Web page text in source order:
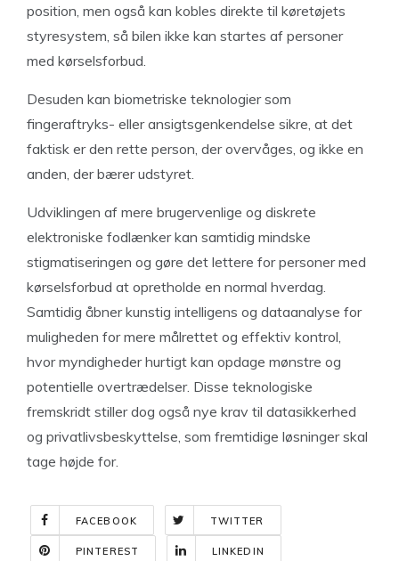
position, men også kan kobles direkte til køretøjets
styresystem, så bilen ikke kan startes af personer
med kørselsforbud.
Desuden kan biometriske teknologier som
fingeraftryks- eller ansigtsgenkendelse sikre, at det
faktisk er den rette person, der overvåges, og ikke en
anden, der bærer udstyret.
Udviklingen af mere brugervenlige og diskrete
elektroniske fodlænker kan samtidig mindske
stigmatiseringen og gøre det lettere for personer med
kørselsforbud at opretholde en normal hverdag.
Samtidig åbner kunstig intelligens og dataanalyse for
muligheden for mere målrettet og effektiv kontrol,
hvor myndigheder hurtigt kan opdage mønstre og
potentielle overtrædelser. Disse teknologiske
fremskridt stiller dog også nye krav til datasikkerhed
og privatlivsbeskyttelse, som fremtidige løsninger skal
tage højde for.
FACEBOOK TWITTER
PINTEREST LINKEDIN